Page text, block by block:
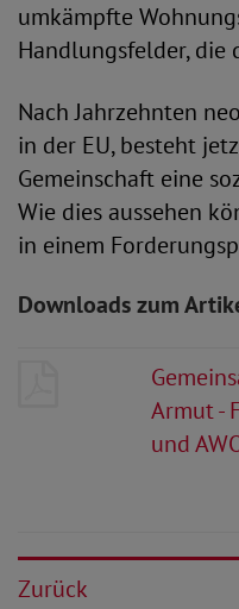
umkämpfte
Handlungsfelder, die
Nach Jahrzehnten
in der EU, besteht
Gemeinschaft eine
Wie dies aussehen
in einem
Downloads zum
Armut -
und
Zurück